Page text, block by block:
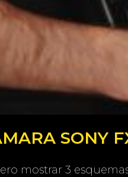
SONY
mostrar 3